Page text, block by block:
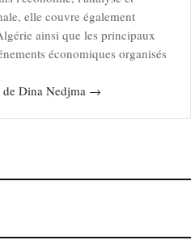
elle couvre également
ainsi que les principaux
économiques organisés
de Dina Nedjma →